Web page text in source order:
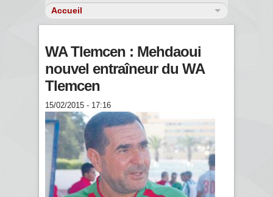
WA Tlemcen : Mehdaoui
nouvel entraîneur du WA
Tlemcen
15/02/2015 - 17:16